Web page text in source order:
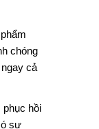
chóng
cả
phục hồi
sự